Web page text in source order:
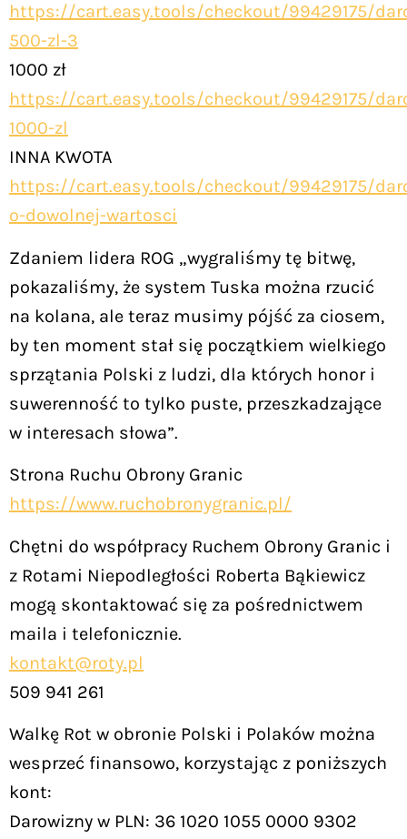
https://cart.easy.tools/checkout/99429175/
500-zl-3
1000 zł
https://cart.easy.tools/checkout/99429175/
1000-zl
INNA KWOTA
https://cart.easy.tools/checkout/99429175/
o-dowolnej-wartosci
Zdaniem lidera ROG „wygraliśmy tę bitwę,
pokazaliśmy, że system Tuska można rzucić
na kolana, ale teraz musimy pójść za ciosem,
by ten moment stał się początkiem wielkiego
sprzątania Polski z ludzi, dla których honor i
suwerenność to tylko puste, przeszkadzające
w interesach słowa”.
Strona Ruchu Obrony Granic
https://www.ruchobronygranic.pl/
Chętni do współpracy Ruchem Obrony Granic i
z Rotami Niepodległości Roberta Bąkiewicz
mogą skontaktować się za pośrednictwem
maila i telefonicznie.
kontakt@roty.pl
509 941 261
Walkę Rot w obronie Polski i Polaków można
wesprzeć finansowo, korzystając z poniższych
kont:
Darowizny w PLN: 36 1020 1055 0000 9302